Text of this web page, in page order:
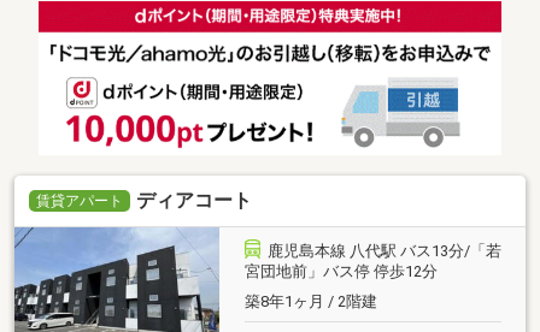
賃貸アパート ディアコート
鹿児島本線 八代駅 バス13分/「若
宮団地前」バス停 停歩12分
築8年1ヶ月 / 2階建